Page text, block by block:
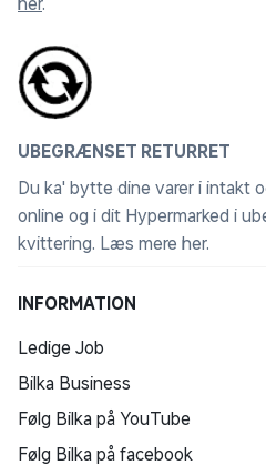
UBEGRÆNSET RETURRET
Du ka' bytte dine varer i intakt
online og i dit Hypermarked i
kvittering. Læs mere her.
INFORMATION
Ledige Job
Bilka Business
Følg Bilka på YouTube
Følg Bilka på facebook